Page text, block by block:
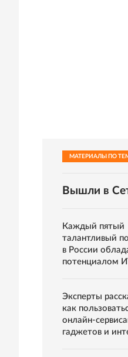
МАТЕРИАЛЫ ПО
Вышли в
Каждый пятый
талантливый
в России
потенциалом
Эксперты
как
онлайн-
гаджетов и